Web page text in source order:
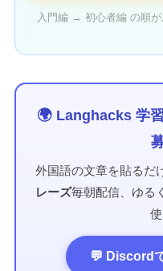
入門編 → 初心者編 の順
🌍 Langhacks 学
外国語の文章を貼るだ
レーズ毎朝配信、ゆる
使
💬 Discord